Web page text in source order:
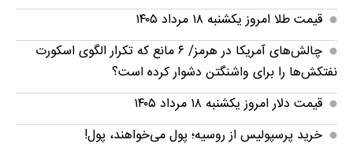
قیمت طلا امروز یکشنبه ۱۸ مرداد ۱۴۰۵
چالش‌های آمریکا در هرمز/ ۶ مانع که تکرار الگوی اسکورت
نفتکش‌ها را برای واشنگتن دشوار کرده‌ است؟
قیمت دلار امروز یکشنبه ۱۸ مرداد ۱۴۰۵
خرید پرسپولیس از روسیه؛ پول می‌خواهند، پول!